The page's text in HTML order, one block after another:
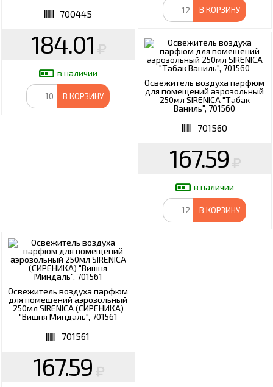
700445
184.01
в наличии
В КОРЗИНУ
В КОРЗИНУ
Освежитель воздуха парфюм
для помещений аэрозольный
250мл SIRENICA "Табак
Ваниль", 701560
701560
167.59
в наличии
В КОРЗИНУ
Освежитель воздуха парфюм
для помещений аэрозольный
250мл SIRENICA (СИРЕНИКА)
"Вишня Миндаль", 701561
701561
167.59